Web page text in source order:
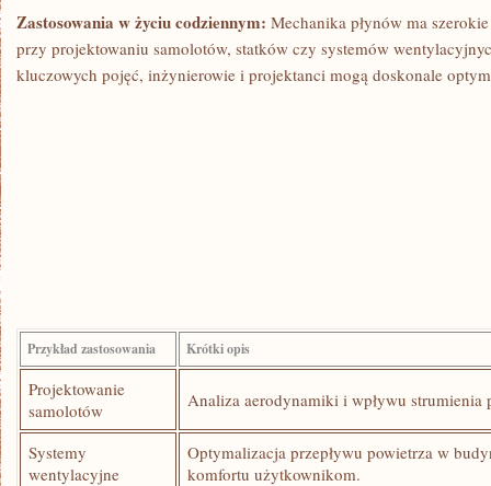
Zastosowania w życiu codziennym: Mechanika płynów ma
przy projektowaniu ‌samolotów, statków czy systemów
kluczowych pojęć, inżynierowie i ‌projektanci mogą doskonale
Przykład zastosowania Krótki opis
Projektowanie⁣
samolotów
Analiza aerodynamiki i wpływu strumienia
Systemy
wentylacyjne
Optymalizacja przepływu powietrza w
komfortu ‌użytkownikom.